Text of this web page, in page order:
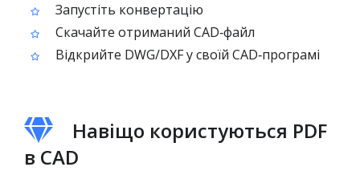
Запустіть конвертацію
Скачайте отриманий CAD‑файл
Відкрийте DWG/DXF у своїй CAD‑програмі
Навіщо користуються PDF
в CAD